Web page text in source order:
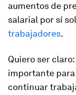
aumentos de
salarial por sí
trabajadores.
Quiero ser
importante
continuar